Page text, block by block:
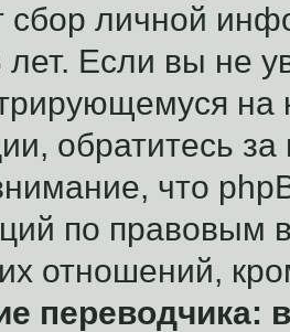
личной
Если вы не
обратитесь
что
по правовым
отношений,
переводчика: